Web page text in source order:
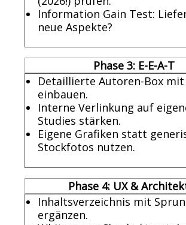
Information Gain Test:
neue Aspekte?
Phase 3: E-E-A-T
Detaillierte Autoren-Box
einbauen.
Interne Verlinkung auf
Studies stärken.
Eigene Grafiken statt
Stockfotos nutzen.
Phase 4: UX &
Inhaltsverzeichnis mit
ergänzen.